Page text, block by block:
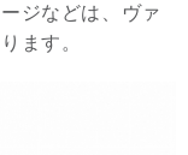
ジなどは、ヴァ
ます。